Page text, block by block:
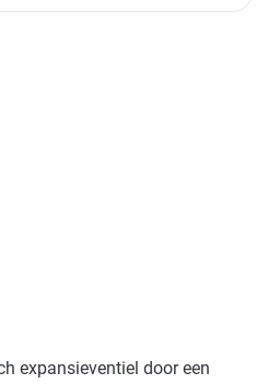
branches
expansieventiel door een